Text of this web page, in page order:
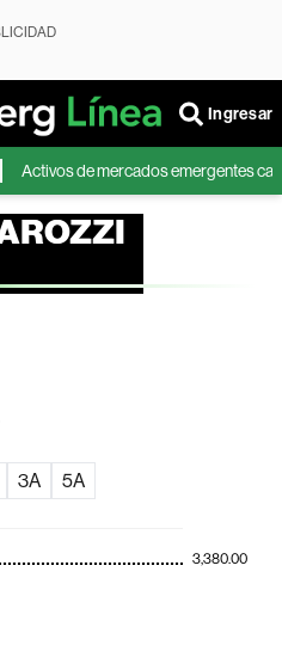
Ingresar
de mercados emergentes caen por
3A 5A
3,380.00